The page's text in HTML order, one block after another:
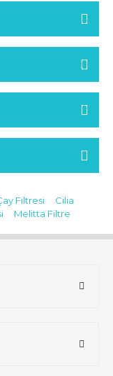
Filtresi
Cilia
Melitta Filtre